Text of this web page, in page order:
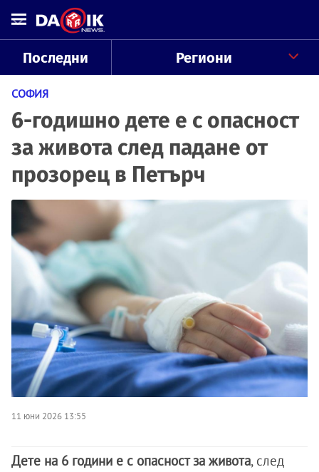
Последни Региони
СОФИЯ
6-годишно дете е с опасност
за живота след падане от
прозорец в Петърч
11 юни 2026 13:55
Дете на 6 години е с опасност за живота, след